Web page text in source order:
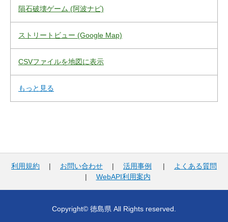
隕石破壊ゲーム (阿波ナビ)
ストリートビュー (Google Map)
CSVファイルを地図に表示
もっと見る
利用規約 | お問い合わせ | 活用事例 |
よくある質問
| WebAPI利用案内
Copyright© 徳島県 All Rights reserved.